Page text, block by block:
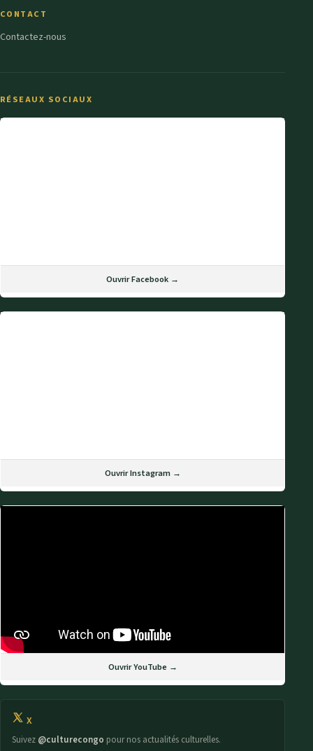
CONTACT
Contactez-nous
RÉSEAUX SOCIAUX
Ouvrir Facebook →
Ouvrir Instagram →
Ouvrir YouTube →
X
Suivez @culturecongo pour nos actualités culturelles.